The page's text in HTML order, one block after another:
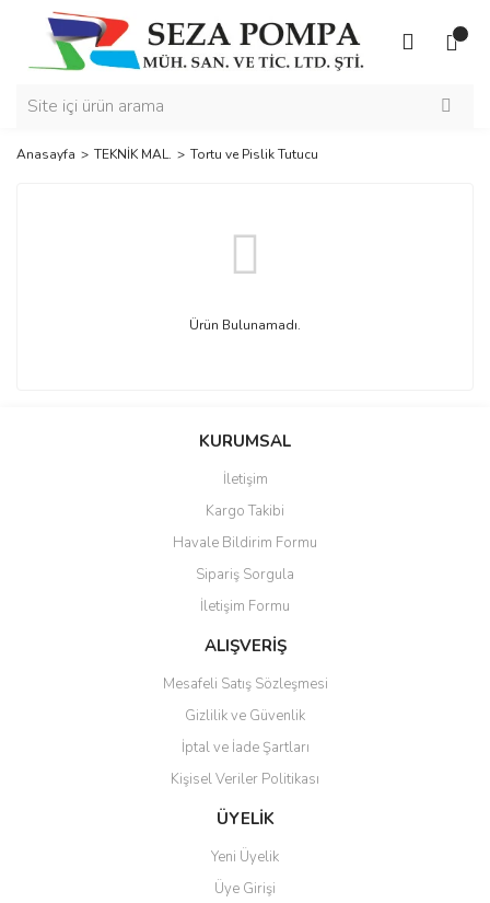
Anasayfa TEKNİK MAL. Tortu ve Pislik Tutucu
Ürün Bulunamadı.
KURUMSAL
İletişim
Kargo Takibi
Havale Bildirim Formu
Sipariş Sorgula
İletişim Formu
ALIŞVERİŞ
Mesafeli Satış Sözleşmesi
Gizlilik ve Güvenlik
İptal ve İade Şartları
Kişisel Veriler Politikası
ÜYELİK
Yeni Üyelik
Üye Girişi